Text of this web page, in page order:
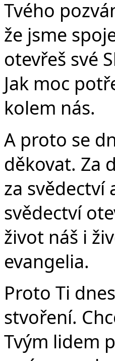
Tvého
že jsme
otevřeš své
Jak moc
kolem nás.
A proto se
děkovat. Za
za svědectví
svědectví
život náš i
evangelia.
Proto Ti
stvoření.
Tvým lidem